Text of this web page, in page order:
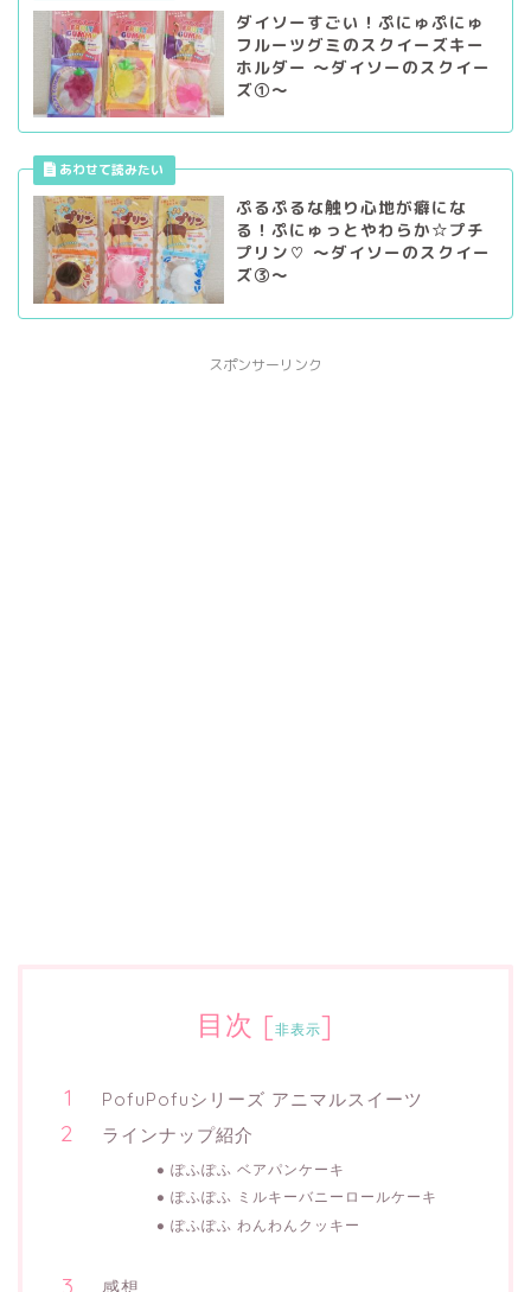
ダイソーすごい！ぷにゅぷにゅ
フルーツグミのスクイーズキー
ホルダー ～ダイソーのスクイー
ズ①～
ぷるぷるな触り心地が癖にな
る！ぷにゅっとやわらか☆プチ
プリン♡ ～ダイソーのスクイー
ズ③～
スポンサーリンク
目次 [非表示]
PofuPofuシリーズ アニマルスイーツ
ラインナップ紹介
ぽふぽふ ベアパンケーキ
ぽふぽふ ミルキーバニーロールケーキ
ぽふぽふ わんわんクッキー